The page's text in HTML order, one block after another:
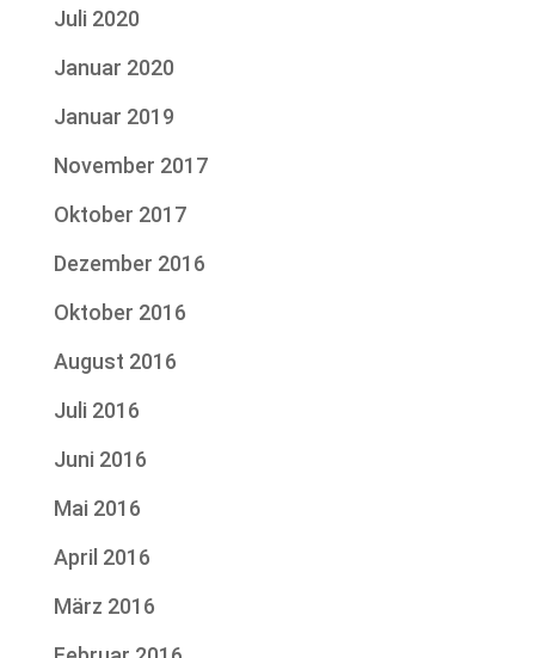
Juli 2020
Januar 2020
Januar 2019
November 2017
Oktober 2017
Dezember 2016
Oktober 2016
August 2016
Juli 2016
Juni 2016
Mai 2016
April 2016
März 2016